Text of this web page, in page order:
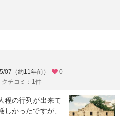
07（約11年前）
0
チコミ：1件
程の行列が出来て
かったですが、